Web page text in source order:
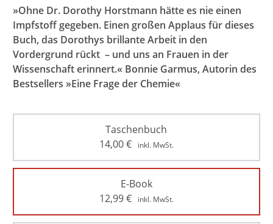
»Ohne Dr. Dorothy Horstmann hätte es nie einen
Impfstoff gegeben. Einen großen Applaus für dieses
Buch, das Dorothys brillante Arbeit in den
Vordergrund rückt – und uns an Frauen in der
Wissenschaft erinnert.« Bonnie Garmus, Autorin des
Bestsellers »Eine Frage der Chemie«
Taschenbuch
14,00€ inkl. MwSt.
E-Book
12,99€ inkl. MwSt.